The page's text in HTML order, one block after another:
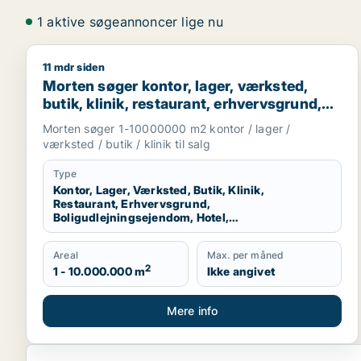
1 aktive søgeannoncer lige nu
Morten søger kontor, lager, værksted, butik,
11 mdr siden
Morten søger kontor, lager, værksted,
butik, klinik, restaurant, erhvervsgrund,
boligudlejningsejendom, hotel eller
produktionslokaler til salg i Region
Nordjylland
Morten søger 1-10000000 m2 kontor / lager /
værksted / butik / klinik til salg
Type
Kontor, Lager, Værksted, Butik, Klinik,
Restaurant, Erhvervsgrund,
Boligudlejningsejendom, Hotel,
Produktionslokaler
Areal
1 - 10.000.000 m2
Max. per måned
Ikke angivet
Mere info